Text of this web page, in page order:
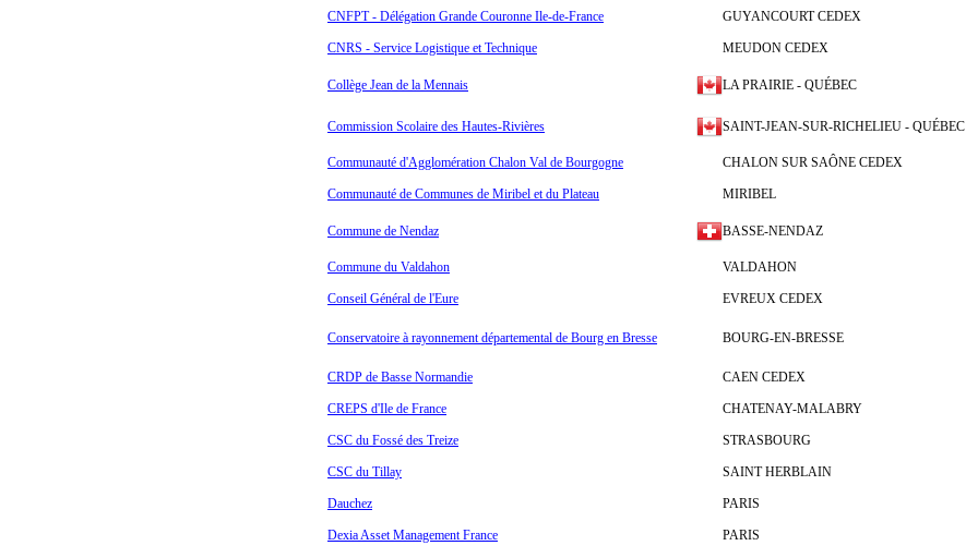
CNFPT - Délégation Grande Couronne Ile-de-France GUYANCOURT CEDEX
CNRS - Service Logistique et Technique MEUDON CEDEX
Collège Jean de la Mennais LA PRAIRIE - QUÉBEC
Commission Scolaire des Hautes-Rivières SAINT-JEAN-SUR-RICHELIEU - QUÉBEC
Communauté d'Agglomération Chalon Val de Bourgogne CHALON SUR SAÔNE CEDEX
Communauté de Communes de Miribel et du Plateau MIRIBEL
Commune de Nendaz BASSE-NENDAZ
Commune du Valdahon VALDAHON
Conseil Général de l'Eure EVREUX CEDEX
Conservatoire à rayonnement départemental de Bourg en Bresse BOURG-EN-BRESSE
CRDP de Basse Normandie CAEN CEDEX
CREPS d'Ile de France CHATENAY-MALABRY
CSC du Fossé des Treize STRASBOURG
CSC du Tillay SAINT HERBLAIN
Dauchez PARIS
Dexia Asset Management France PARIS